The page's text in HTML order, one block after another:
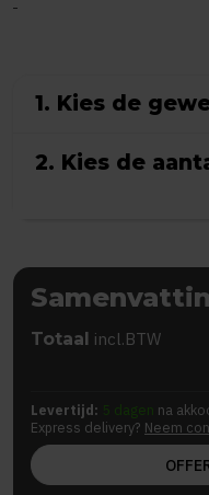
1. Kies de
2. Kies de
Totaal incl.BTW
Levertijd: 5 dagen na
Express delivery? Neem